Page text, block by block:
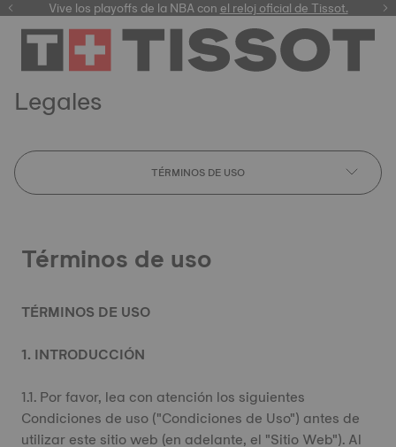
Vive los playoffs de la NBA conel reloj oficial de Tissot.
Legales
TÉRMINOS DE USO
Términos de uso
TÉRMINOS DE USO
1. INTRODUCCIÓN
1.1. Por favor, lea con atención los siguientes
Condiciones de uso ("Condiciones de Uso") antes de
utilizar este sitio web (en adelante, el "Sitio Web"). Al